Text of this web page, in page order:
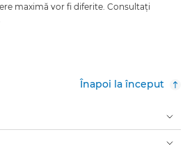
maximă vor fi diferite. Consultaţi
Înapoi la început